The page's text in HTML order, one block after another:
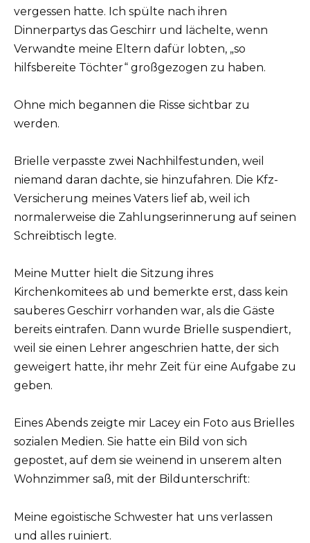
vergessen hatte. Ich spülte nach ihren
Dinnerpartys das Geschirr und lächelte, wenn
Verwandte meine Eltern dafür lobten, „so
hilfsbereite Töchter“ großgezogen zu haben.
Ohne mich begannen die Risse sichtbar zu
werden.
Brielle verpasste zwei Nachhilfestunden, weil
niemand daran dachte, sie hinzufahren. Die Kfz-
Versicherung meines Vaters lief ab, weil ich
normalerweise die Zahlungserinnerung auf seinen
Schreibtisch legte.
Meine Mutter hielt die Sitzung ihres
Kirchenkomitees ab und bemerkte erst, dass kein
sauberes Geschirr vorhanden war, als die Gäste
bereits eintrafen. Dann wurde Brielle suspendiert,
weil sie einen Lehrer angeschrien hatte, der sich
geweigert hatte, ihr mehr Zeit für eine Aufgabe zu
geben.
Eines Abends zeigte mir Lacey ein Foto aus Brielles
sozialen Medien. Sie hatte ein Bild von sich
gepostet, auf dem sie weinend in unserem alten
Wohnzimmer saß, mit der Bildunterschrift:
Meine egoistische Schwester hat uns verlassen
und alles ruiniert.